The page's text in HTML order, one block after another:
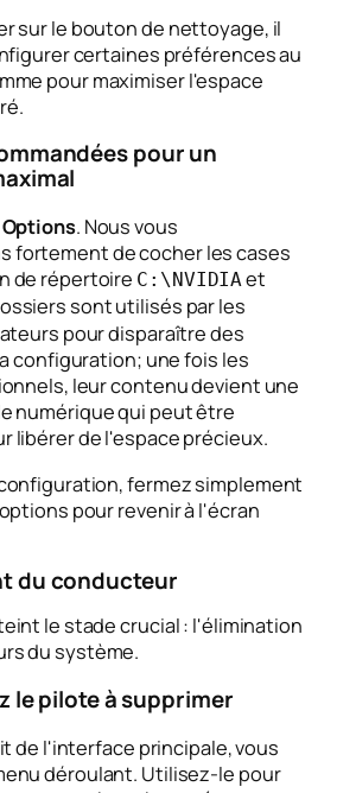
sur le bouton de nettoyage, il
certaines préférences au
pour maximiser l'espace
pour un
Options. Nous vous
fortement de cocher les cases
de répertoire C:\NVIDIAet
sont utilisés par les
pour disparaître des
configuration; une fois les
leur contenu devient une
numérique qui peut être
libérer de l'espace précieux.
fermez simplement
pour revenir à l'écran
du conducteur
le stade crucial : l'élimination
du système.
le pilote à supprimer
de l'interface principale, vous
déroulant. Utilisez-le pour